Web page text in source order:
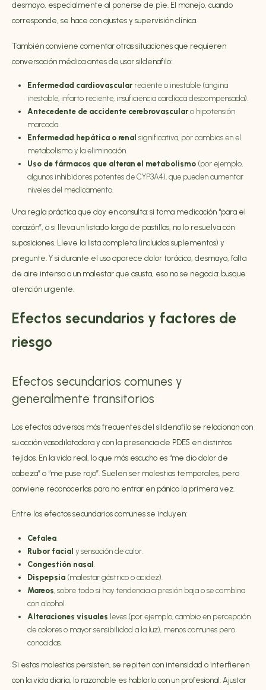
desmayo, especialmente al ponerse de pie. El manejo, cuando
corresponde, se hace con ajustes y supervisión clínica.
También conviene comentar otras situaciones que requieren
conversación médica antes de usar sildenafilo:
Enfermedad cardiovascular reciente o inestable (angina
inestable, infarto reciente, insuficiencia cardiaca descompensada).
Antecedente de accidente cerebrovascular o hipotensión
marcada.
Enfermedad hepática o renal significativa, por cambios en el
metabolismo y la eliminación.
Uso de fármacos que alteran el metabolismo (por ejemplo,
algunos inhibidores potentes de CYP3A4), que pueden aumentar
niveles del medicamento.
Una regla práctica que doy en consulta: si toma medicación “para el
corazón”, o si lleva un listado largo de pastillas, no lo resuelva con
suposiciones. Lleve la lista completa (incluidos suplementos) y
pregunte. Y si durante el uso aparece dolor torácico, desmayo, falta
de aire intensa o un malestar que asusta, eso no se negocia: busque
atención urgente.
Efectos secundarios y factores de
riesgo
Efectos secundarios comunes y
generalmente transitorios
Los efectos adversos más frecuentes del sildenafilo se relacionan con
su acción vasodilatadora y con la presencia de PDE5 en distintos
tejidos. En la vida real, lo que más escucho es “me dio dolor de
cabeza” o “me puse rojo”. Suelen ser molestias temporales, pero
conviene reconocerlas para no entrar en pánico la primera vez.
Entre los efectos secundarios comunes se incluyen:
Cefalea
Rubor facial y sensación de calor.
Congestión nasal
Dispepsia (malestar gástrico o acidez).
Mareos , sobre todo si hay tendencia a presión baja o se combina
con alcohol.
Alteraciones visuales leves (por ejemplo, cambio en percepción
de colores o mayor sensibilidad a la luz), menos comunes pero
conocidas.
Si estas molestias persisten, se repiten con intensidad o interfieren
con la vida diaria, lo razonable es hablarlo con un profesional. Ajustar